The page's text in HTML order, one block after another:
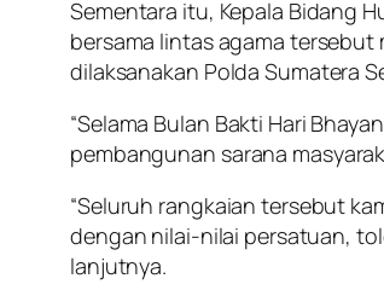
Sementara itu, Kepala Bidang
bersama lintas agama
dilaksanakan Polda Sumatera
“Selama Bulan Bakti Hari
pembangunan sarana
“Seluruh rangkaian tersebut
dengan nilai-nilai persatuan,
lanjutnya.